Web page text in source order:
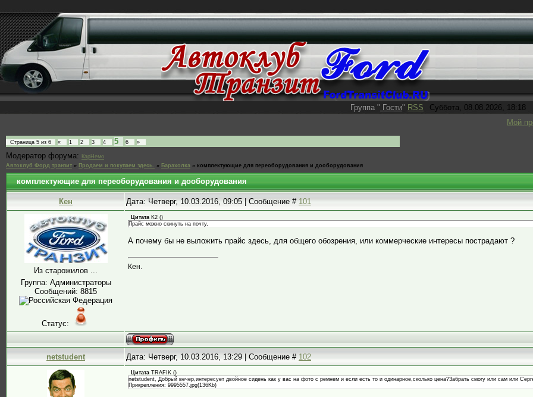
Группа " Гости" RSS
Суббота, 08.08.2026, 18:18
Мой
Страница 5 из 6 « 1 2 3 4 5 6 »
Модератор форума:
КарНемо
Автоклуб Форд транзит » Продаем и покупаем здесь. » Барахолка » комплектующие для переоборудования и дооборудования
комплектующие для переоборудования и дооборудования
Кен Дата: Четверг, 10.03.2016, 09:05 | Сообщение #101
Из старожилов ...
Группа: Администраторы
Сообщений: 8815
Статус:
Цитата K2 ()
Прайс можно скинуть на почту,
А почему бы не выложить прайс здесь, для общего обозрения, или коммерческие интересы пострадают ?
Кен.
netstudent Дата: Четверг, 10.03.2016, 13:29 | Сообщение #102
Цитата TRAFIK ()
netstudent, Добрый вечер,интересует двойное сидень как у вас на фото с ремнем и если есть то и одинарное,сколько цена?Забрать смогу или сам или
Прикрепления: 9995557.jpg(136Kb)